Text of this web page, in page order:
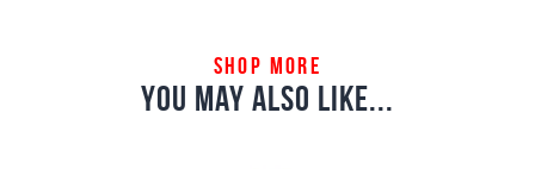
shop more
you may also like...